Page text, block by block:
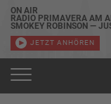
ON AIR
RADIO PRIMAVERA AM
SMOKEY ROBINSON —
JETZT ANHÖREN